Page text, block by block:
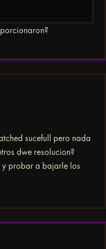
sucefull pero nada
dwe resolucion?
y probar a bajarle los